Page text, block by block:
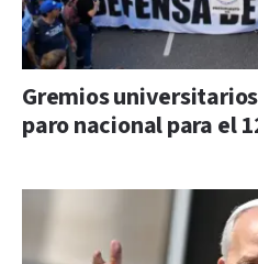
Gremios
paro nacional para el